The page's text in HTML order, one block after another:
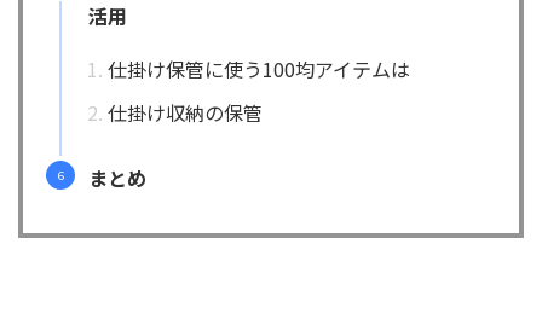
活用
仕掛け保管に使う100均アイテムは
仕掛け収納の保管
まとめ